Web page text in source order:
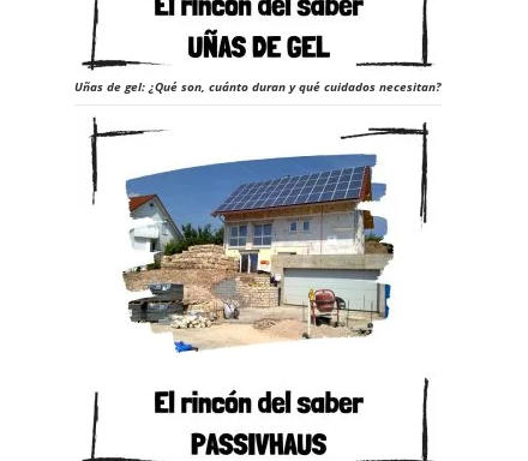
Uñas de gel: ¿Qué son, cuánto duran y qué cuidados necesitan?